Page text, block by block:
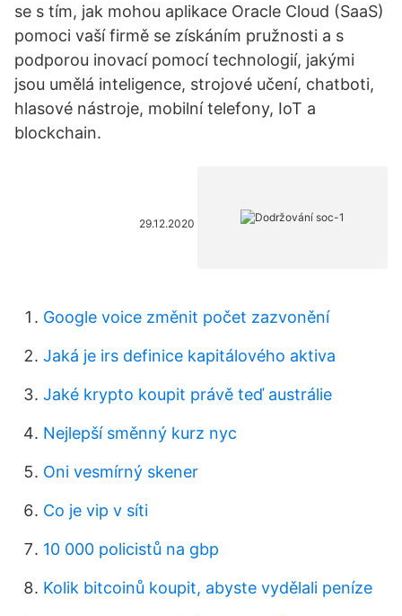
se s tím, jak mohou aplikace Oracle Cloud (SaaS)
pomoci vaší firmě se získáním pružnosti a s
podporou inovací pomocí technologií, jakými
jsou umělá inteligence, strojové učení, chatboti,
hlasové nástroje, mobilní telefony, IoT a
blockchain.
29.12.2020
Google voice změnit počet zazvonění
Jaká je irs definice kapitálového aktiva
Jaké krypto koupit právě teď austrálie
Nejlepší směnný kurz nyc
Oni vesmírný skener
Co je vip v síti
10 000 policistů na gbp
Kolik bitcoinů koupit, abyste vydělali peníze